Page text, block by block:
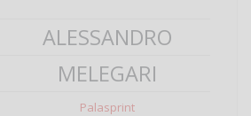
ALESSANDRO
MELEGARI
Palasprint